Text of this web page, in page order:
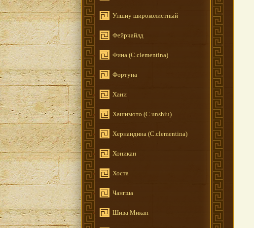
Уншиу широколистный
Фейрчайлд
Фина (C.clementina)
Фортуна
Хани
Хашимото (C.unshiu)
Хернандина (C.clementina)
Хоникан
Хоста
Чангша
Шива Микан